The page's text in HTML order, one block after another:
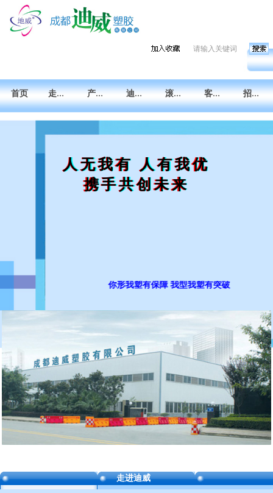

首页 走进迪威 产品索引 迪威设计中心 滚塑技术交流 客户中心 招贤纳才
끠
人无我有 人有我优
携手共创未来
你形我塑有保障 我型我塑有突破
走进迪威